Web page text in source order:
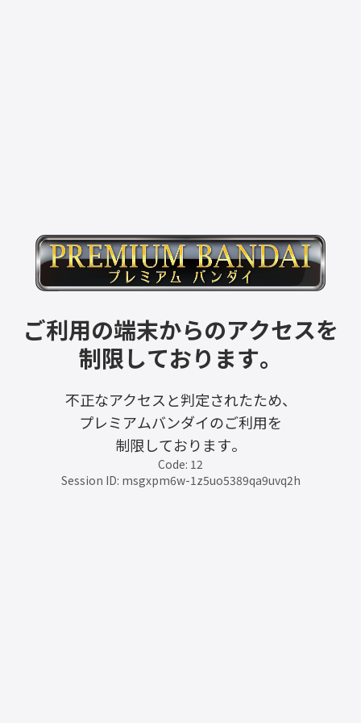
ご利用の端末からのアクセスを
制限しております。
不正なアクセスと判定されたため、
プレミアムバンダイのご利用を
制限しております。
Code: 12
Session ID: msgxpm6w-1z5uo5389qa9uvq2h